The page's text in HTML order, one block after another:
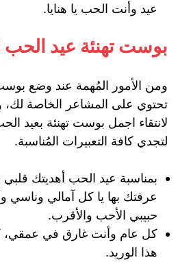
عيد وأنت الحب يا هنايا.
بوست تهنئة عيد
ومن الأمور المُهمة عند وضع
تحتوي على المشاعر الخاصة لك،
لانتقاء اجمل بوست تهنئة بعيد
لتجدي كافة التعبيرات المُناسبة.
بمناسبة عيد الحب أهديتك قلبي
عرفتك بها يا كل آمالي وناسي
حبيبي الأحب والأقرب.
كل عام وأنت غارق في عمقي،
هذا الوريد.